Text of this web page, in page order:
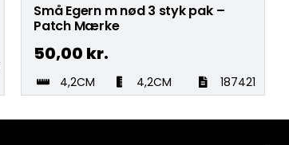
Små Egern m nød 3 styk pak –
Patch Mærke
50,00 kr.
4,2CM 4,2CM 187421